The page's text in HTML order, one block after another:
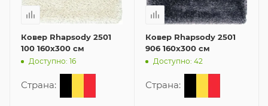
Ковер Rhapsody 2501
100 160x300 см
Доступно: 16
Страна:
Ковер Rhapsody 2501
906 160x300 см
Доступно: 42
Страна: